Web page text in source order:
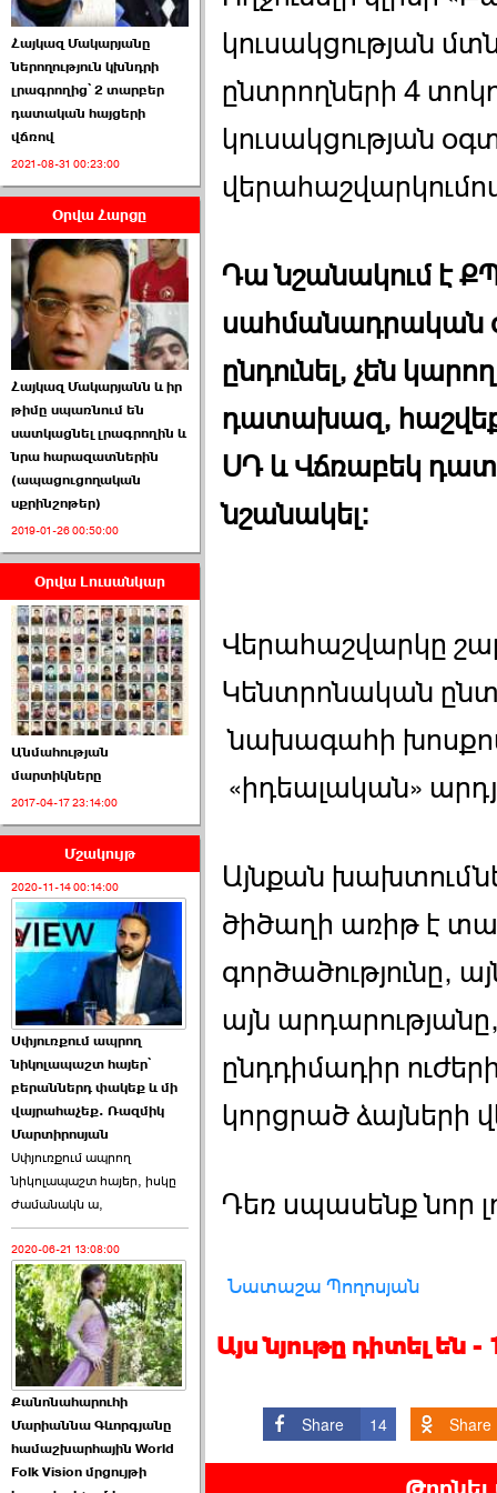
ՏԵՍԱՆՅՈՒԹ․ Ի՞նչ
իրավիճակ է այս ›››
2026-07-04 10:40:00
Սահմանադրական
դատարանը մերժեց ›››
2026-07-02 00:39:00
ՈՒՂԻՂ․ ԱԺ-ն
Կառավարության ›››
2026-07-01 00:52:00
ՍԴ-ն հուլիսի 1-ին
կհեռանա ›››
2026-07-01 00:08:00
Աննա Վարդապետյանն
ուղերձ է հղել ›››
2026-06-25 23:21:00
Պաշտոնակռիվը սկսված
է. «Հրապարակ» ›››
2026-06-25 17:13:00
ԱԺ նախագահի
Հայկազ Մակարյանը
ներողություն կխնդրի
լրագրողից՝ 2 տարբեր
դատական հայցերի
վճռով
2021-08-31 00:23:00
Օրվա Հարցը
Հայկազ Մակարյանն և իր
թիմը սպառնում են
սատկացնել լրագրողին և
նրա հարազատներին
(ապացուցողական
սքրինշոթեր)
2019-01-26 00:50:00
Օրվա Լուսանկար
Անմահության
մարտիկները
2017-04-17 23:14:00
Մշակույթ
2020-11-14 00:14:00
Սփյուռքում ապրող
նիկոլապաշտ հայեր՝
բերաններդ փակեք և մի
վայրահաչեք. Ռազմիկ
Մարտիրոսյան
Սփյուռքում ապրող
նիկոլապաշտ հայեր, իսկը
ժամանակն ա,
2020-06-21 13:08:00
Քանոնահարուհի
Մարիաննա Գևորգյանը
համաշխարհային World
Folk Vision մրցույթի
կուսակցության
ընտրողների 4
կուսակցության
Դա նշանակում է
սահմանադրական
ընդունել, չեն
դատախազ,
ՍԴ և Վճռաբեկ
նշանակել։
Վերահաշվարկը
Կենտրոնական
նախագահի
«իդեալական»
Այնքան
ծիծաղի առիթ է
գործածությունը,
այն
ընդդիմադիր
կորցրած ձայների
Դեռ սպասենք նոր
Նատաշա Պողոսյան
Այս նյութը դիտել են
Share 14 Share